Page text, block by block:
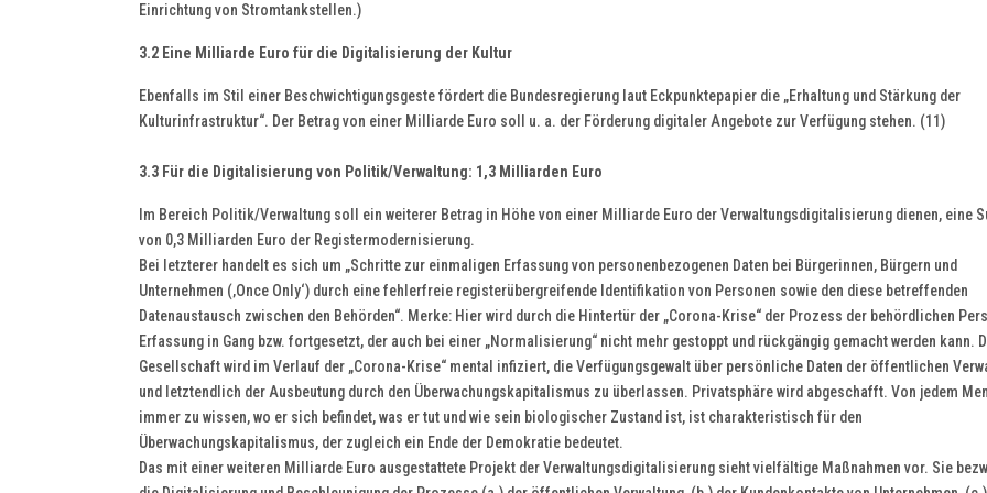
Einrichtung von Stromtankstellen.)
3.2 Eine Milliarde Euro für die Digitalisierung der Kultur
Ebenfalls im Stil einer Beschwichtigungsgeste fördert die Bundesregierung laut Eckpunktepapier die „Erhaltung und Stärkung der
Kulturinfrastruktur“. Der Betrag von einer Milliarde Euro soll u. a. der Förderung digitaler Angebote zur Verfügung stehen. (11)
3.3 Für die Digitalisierung von Politik/Verwaltung: 1,3 Milliarden Euro
Im Bereich Politik/Verwaltung soll ein weiterer Betrag in Höhe von einer Milliarde Euro der Verwaltungsdigitalisierung dienen, eine
von 0,3 Milliarden Euro der Registermodernisierung.
Bei letzterer handelt es sich um „Schritte zur einmaligen Erfassung von personenbezogenen Daten bei Bürgerinnen, Bürgern und
Unternehmen (‚Once Only‘) durch eine fehlerfreie registerübergreifende Identifikation von Personen sowie den diese betreffenden
Datenaustausch zwischen den Behörden“. Merke: Hier wird durch die Hintertür der „Corona-Krise“ der Prozess der behördlichen
Erfassung in Gang bzw. fortgesetzt, der auch bei einer „Normalisierung“ nicht mehr gestoppt und rückgängig gemacht werden kann.
Gesellschaft wird im Verlauf der „Corona-Krise“ mental infiziert, die Verfügungsgewalt über persönliche Daten der öffentlichen
und letztendlich der Ausbeutung durch den Überwachungskapitalismus zu überlassen. Privatsphäre wird abgeschafft. Von jedem
immer zu wissen, wo er sich befindet, was er tut und wie sein biologischer Zustand ist, ist charakteristisch für den
Überwachungskapitalismus, der zugleich ein Ende der Demokratie bedeutet.
Das mit einer weiteren Milliarde Euro ausgestattete Projekt der Verwaltungsdigitalisierung sieht vielfältige Maßnahmen vor. Sie